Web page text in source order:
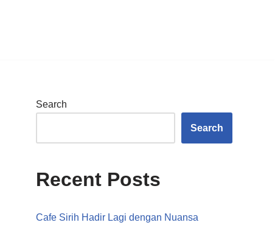
Search
Search
Recent Posts
Cafe Sirih Hadir Lagi dengan Nuansa